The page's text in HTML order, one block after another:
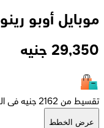
موبايل أوبو رينو 15 - رام 12GB - ذاكرة 256GB
29,350 جنيه
تقسيط من 2162 جنيه فى الشهر حتى 24 الشهر
عرض الخطط